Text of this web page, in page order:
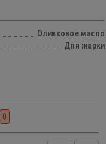
Оливковое масло
Для жарки
0